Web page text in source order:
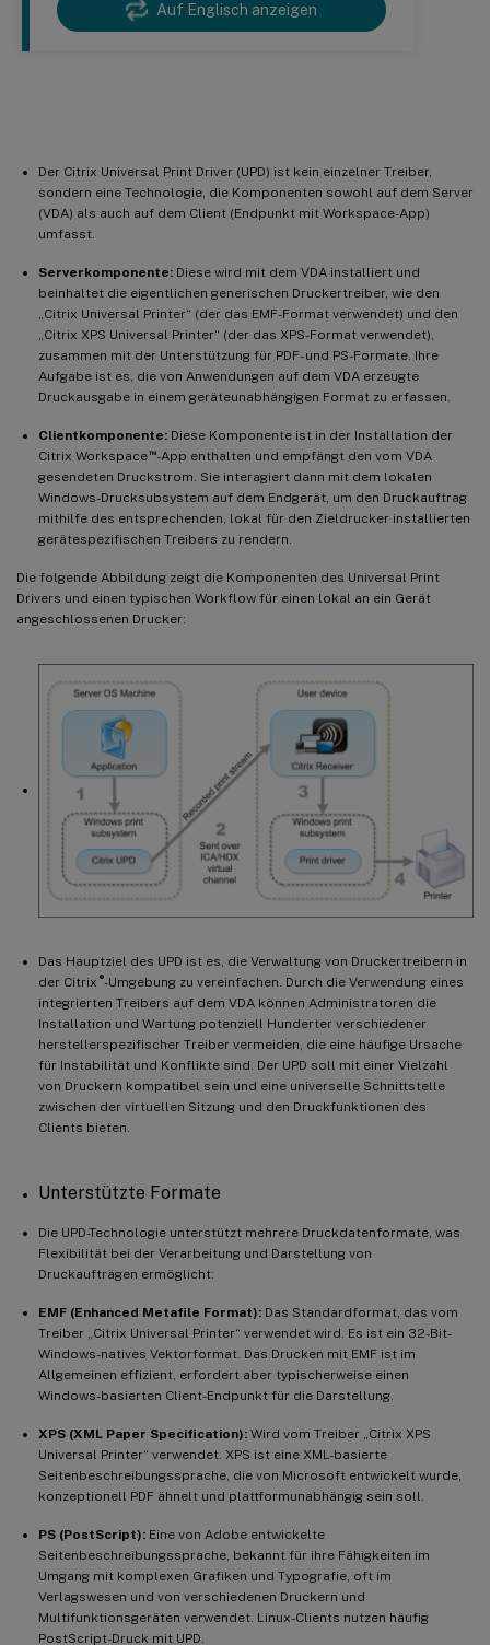
Auf Englisch anzeigen
Der Citrix Universal Print Driver (UPD) ist kein einzelner Treiber,
sondern eine Technologie, die Komponenten sowohl auf dem Server
(VDA) als auch auf dem Client (Endpunkt mit Workspace-App)
umfasst.
Serverkomponente: Diese wird mit dem VDA installiert und
beinhaltet die eigentlichen generischen Druckertreiber, wie den
„Citrix Universal Printer“ (der das EMF-Format verwendet) und den
„Citrix XPS Universal Printer“ (der das XPS-Format verwendet),
zusammen mit der Unterstützung für PDF- und PS-Formate. Ihre
Aufgabe ist es, die von Anwendungen auf dem VDA erzeugte
Druckausgabe in einem geräteunabhängigen Format zu erfassen.
Clientkomponente: Diese Komponente ist in der Installation der
Citrix Workspace™-App enthalten und empfängt den vom VDA
gesendeten Druckstrom. Sie interagiert dann mit dem lokalen
Windows-Drucksubsystem auf dem Endgerät, um den Druckauftrag
mithilfe des entsprechenden, lokal für den Zieldrucker installierten
gerätespezifischen Treibers zu rendern.
Die folgende Abbildung zeigt die Komponenten des Universal Print
Drivers und einen typischen Workflow für einen lokal an ein Gerät
angeschlossenen Drucker:
Das Hauptziel des UPD ist es, die Verwaltung von Druckertreibern in
der Citrix ®-Umgebung zu vereinfachen. Durch die Verwendung eines
integrierten Treibers auf dem VDA können Administratoren die
Installation und Wartung potenziell Hunderter verschiedener
herstellerspezifischer Treiber vermeiden, die eine häufige Ursache
für Instabilität und Konflikte sind. Der UPD soll mit einer Vielzahl
von Druckern kompatibel sein und eine universelle Schnittstelle
zwischen der virtuellen Sitzung und den Druckfunktionen des
Clients bieten.
Unterstützte Formate
Die UPD-Technologie unterstützt mehrere Druckdatenformate, was
Flexibilität bei der Verarbeitung und Darstellung von
Druckaufträgen ermöglicht:
EMF (Enhanced Metafile Format): Das Standardformat, das vom
Treiber „Citrix Universal Printer“ verwendet wird. Es ist ein 32-Bit-
Windows-natives Vektorformat. Das Drucken mit EMF ist im
Allgemeinen effizient, erfordert aber typischerweise einen
Windows-basierten Client-Endpunkt für die Darstellung.
XPS (XML Paper Specification): Wird vom Treiber „Citrix XPS
Universal Printer“ verwendet. XPS ist eine XML-basierte
Seitenbeschreibungssprache, die von Microsoft entwickelt wurde,
konzeptionell PDF ähnelt und plattformunabhängig sein soll.
PS (PostScript): Eine von Adobe entwickelte
Seitenbeschreibungssprache, bekannt für ihre Fähigkeiten im
Umgang mit komplexen Grafiken und Typografie, oft im
Verlagswesen und von verschiedenen Druckern und
Multifunktionsgeräten verwendet. Linux-Clients nutzen häufig
PostScript-Druck mit UPD.